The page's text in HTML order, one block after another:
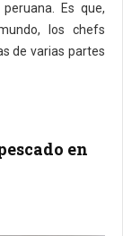
Es que,
los chefs
de varias partes
en